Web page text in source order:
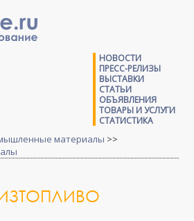
НОВОСТИ
ПРЕСС-РЕЛИЗЫ
ВЫСТАВКИ
СТАТЬИ
ОБЪЯВЛЕНИЯ
ТОВАРЫ И УСЛУГИ
СТАТИСТИКА
материалы >>